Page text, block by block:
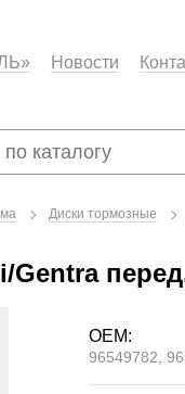
Новости
Диски тормозные
OEM:
96549782,